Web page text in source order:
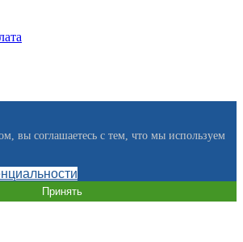
вы соглашаетесь с тем, что мы используем
Принять